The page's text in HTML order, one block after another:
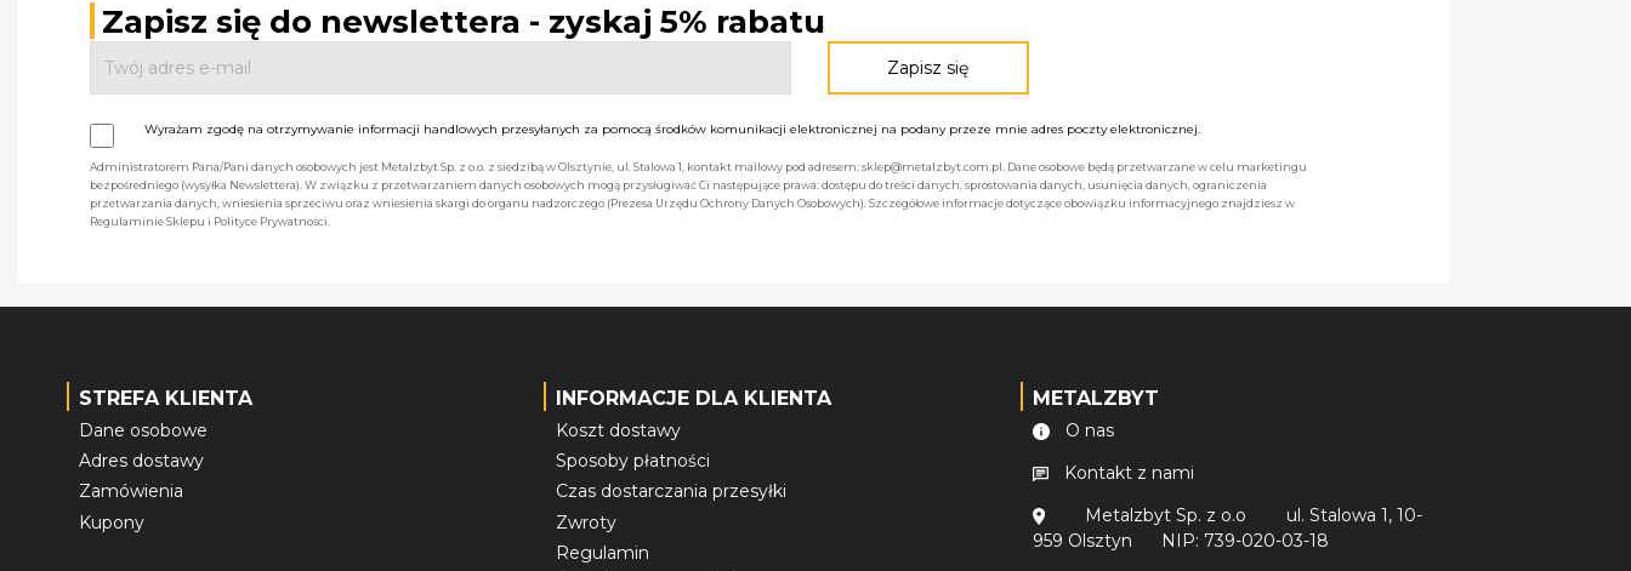
Zapisz się do newslettera - zyskaj 5% rabatu
Wyrażam zgodę na otrzymywanie informacji handlowych przesyłanych za pomocą środków komunikacji elektronicznej na podany przeze mnie adres poczty elektronicznej.
Administratorem Pana/Pani danych osobowych jest Metalzbyt Sp. z o.o. z siedzibą w Olsztynie, ul. Stalowa 1, kontakt mailowy pod adresem: sklep@metalzbyt.com.pl. Dane osobowe będą przetwarzane w celu marketingu
bezpośredniego (wysyłka Newslettera). W związku z przetwarzaniem danych osobowych mogą przysługiwać Ci następujące prawa: dostępu do treści danych, sprostowania danych, usunięcia danych, ograniczenia
przetwarzania danych, wniesienia sprzeciwu oraz wniesienia skargi do organu nadzorczego (Prezesa Urzędu Ochrony Danych Osobowych). Szczegółowe informacje dotyczące obowiązku informacyjnego znajdziesz w
Regulaminie Sklepu i Polityce Prywatności.
STREFA KLIENTA
Dane osobowe
Adres dostawy
Zamówienia
Kupony
INFORMACJE DLA KLIENTA
Koszt dostawy
Sposoby płatności
Czas dostarczania przesyłki
Zwroty
Regulamin
METALZBYT
O nas
Kontakt z nami
Metalzbyt Sp. z o.o
ul. Stalowa 1, 10-
959 Olsztyn
NIP: 739-020-03-18